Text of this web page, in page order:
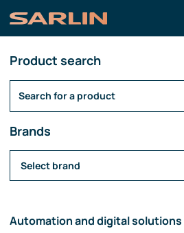
Product search
Brands
Select brand
Automation and digital solutions